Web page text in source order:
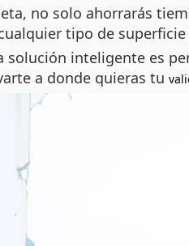
no solo ahorrarás
tipo de
solución inteligente es
a donde quieras tu